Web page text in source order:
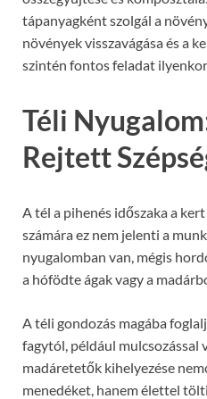
tápanyagként szolgál a
növények visszavágása és a
szintén fontos feladat
Téli
Rejtett
A tél a pihenés időszaka a
számára ez nem jelenti a
nyugalomban van, mégis
a hófödte ágak vagy a
A téli gondozás magába
fagytól, például mulcsozással
madáretetők kihelyezése
menedéket, hanem élettel